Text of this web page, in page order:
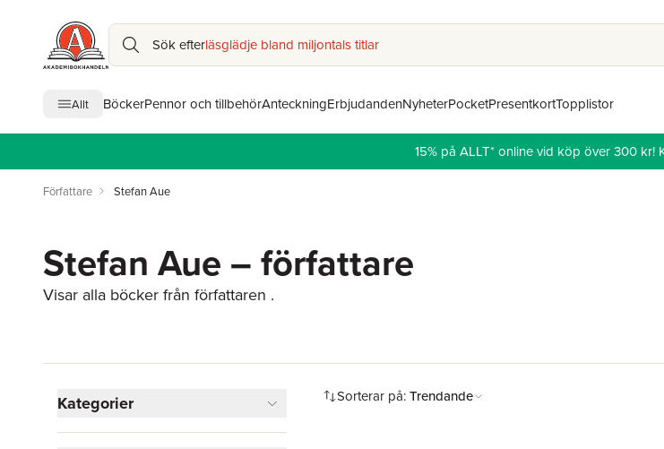
Sök efterläsglädje bland miljontals titlar
Allt BöckerPennor och tillbehörAnteckningErbjudandenNyheterPocketPresentkortTopplistor
15% på ALLT* online vid köp över 300 kr!
Författare Stefan Aue
Stefan Aue – författare
Visar alla böcker från författaren .
Kategorier Sorterar på:Trendande